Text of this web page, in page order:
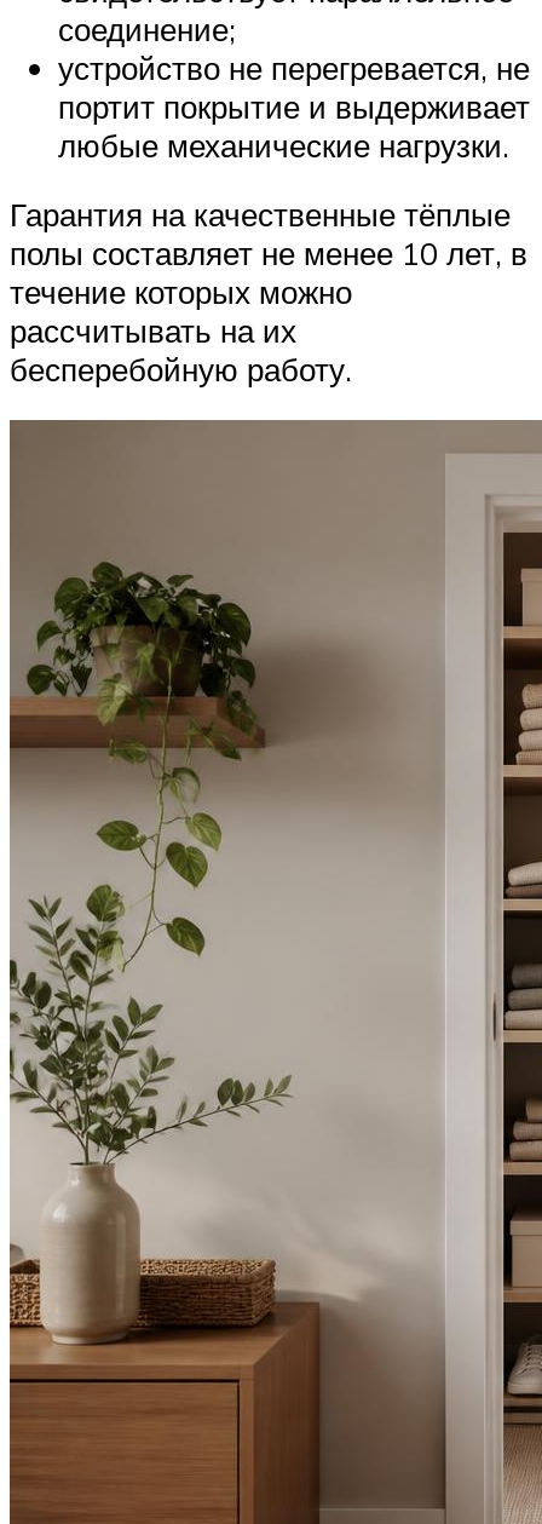
соединение;
устройство не перегревается, не
портит покрытие и выдерживает
любые механические нагрузки.
Гарантия на качественные тёплые
полы составляет не менее 10 лет, в
течение которых можно
рассчитывать на их
бесперебойную работу.